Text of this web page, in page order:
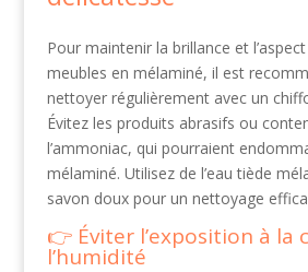
Pour maintenir la brillance et
meubles en mélaminé, il est
nettoyer régulièrement avec un
Évitez les produits abrasifs ou
l’ammoniac, qui pourraient
mélaminé. Utilisez de l’eau tiède
savon doux pour un nettoyage
Éviter l’exposition à la
l’humidité